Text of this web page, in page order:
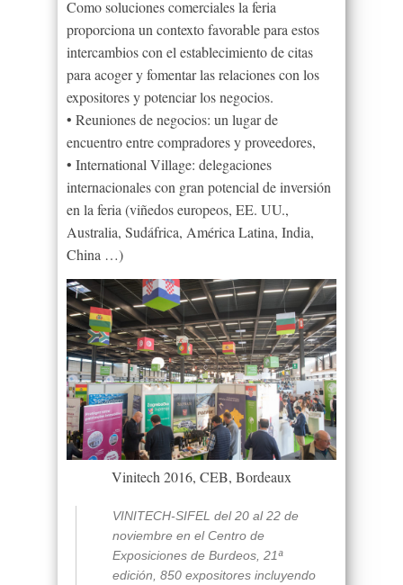
Como soluciones comerciales la feria
proporciona un contexto favorable para estos
intercambios con el establecimiento de citas
para acoger y fomentar las relaciones con los
expositores y potenciar los negocios.
• Reuniones de negocios: un lugar de
encuentro entre compradores y proveedores,
• International Village: delegaciones
internacionales con gran potencial de inversión
en la feria (viñedos europeos, EE. UU.,
Australia, Sudáfrica, América Latina, India,
China …)
Vinitech 2016, CEB, Bordeaux
VINITECH-SIFEL del 20 al 22 de
noviembre en el Centro de
Exposiciones de Burdeos, 21ª
edición, 850 expositores incluyendo